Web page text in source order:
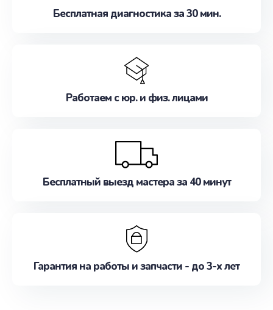
Бесплатная диагностика за 30 мин.
Работаем с юр. и физ. лицами
Бесплатный выезд мастера за 40 минут
Гарантия на работы и запчасти - до 3-х лет